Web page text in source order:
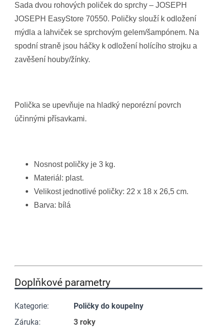
Sada dvou rohových poliček do sprchy – JOSEPH
JOSEPH EasyStore 70550. Poličky slouží k odložení
mýdla a lahviček se sprchovým gelem/šampónem. Na
spodní straně jsou háčky k odložení holícího strojku a
zavěšení houby/žínky.
Polička se upevňuje na hladký neporézní povrch
účinnými přísavkami.
Nosnost poličky je 3 kg.
Materiál: plast.
Velikost jednotlivé poličky: 22 x 18 x 26,5 cm.
Barva: bílá
Doplňkové parametry
Kategorie:
Poličky do koupelny
Záruka: 3 roky